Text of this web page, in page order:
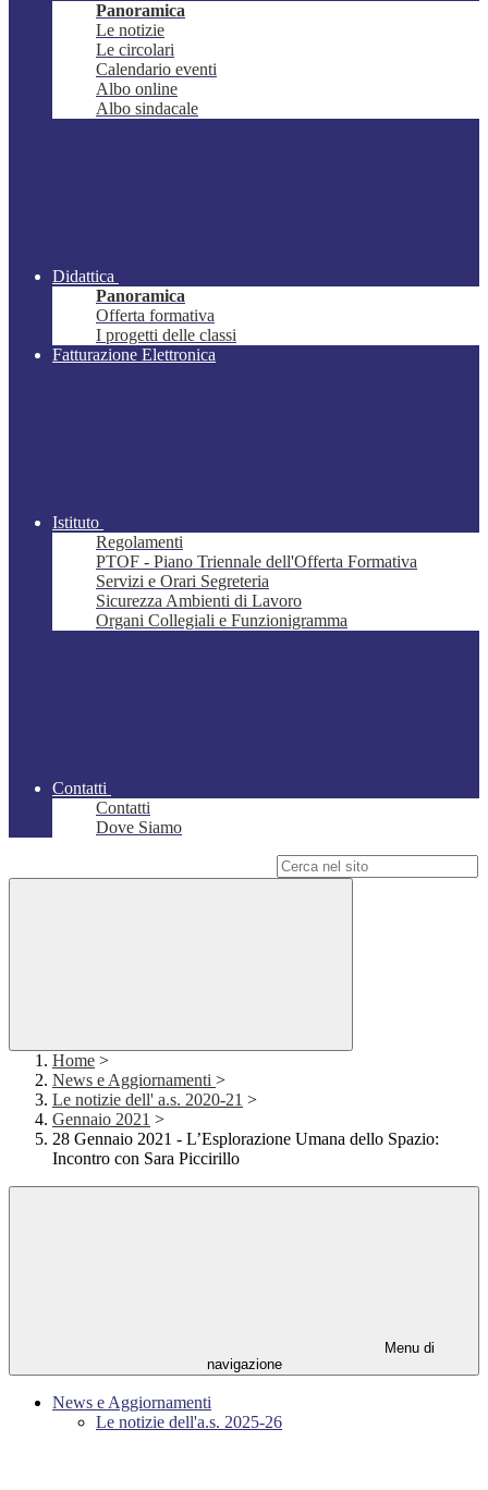
Panoramica
Le notizie
Le circolari
Calendario eventi
Albo online
Albo sindacale
Didattica
Panoramica
Offerta formativa
I progetti delle classi
Fatturazione Elettronica
Istituto
Regolamenti
PTOF - Piano Triennale dell'Offerta Formativa
Servizi e Orari Segreteria
Sicurezza Ambienti di Lavoro
Organi Collegiali e Funzionigramma
Contatti
Contatti
Dove Siamo
Home >
News e Aggiornamenti >
Le notizie dell' a.s. 2020-21 >
Gennaio 2021 >
28 Gennaio 2021 - L’Esplorazione Umana dello Spazio:
Incontro con Sara Piccirillo
Menu di
navigazione
News e Aggiornamenti
Le notizie dell'a.s. 2025-26